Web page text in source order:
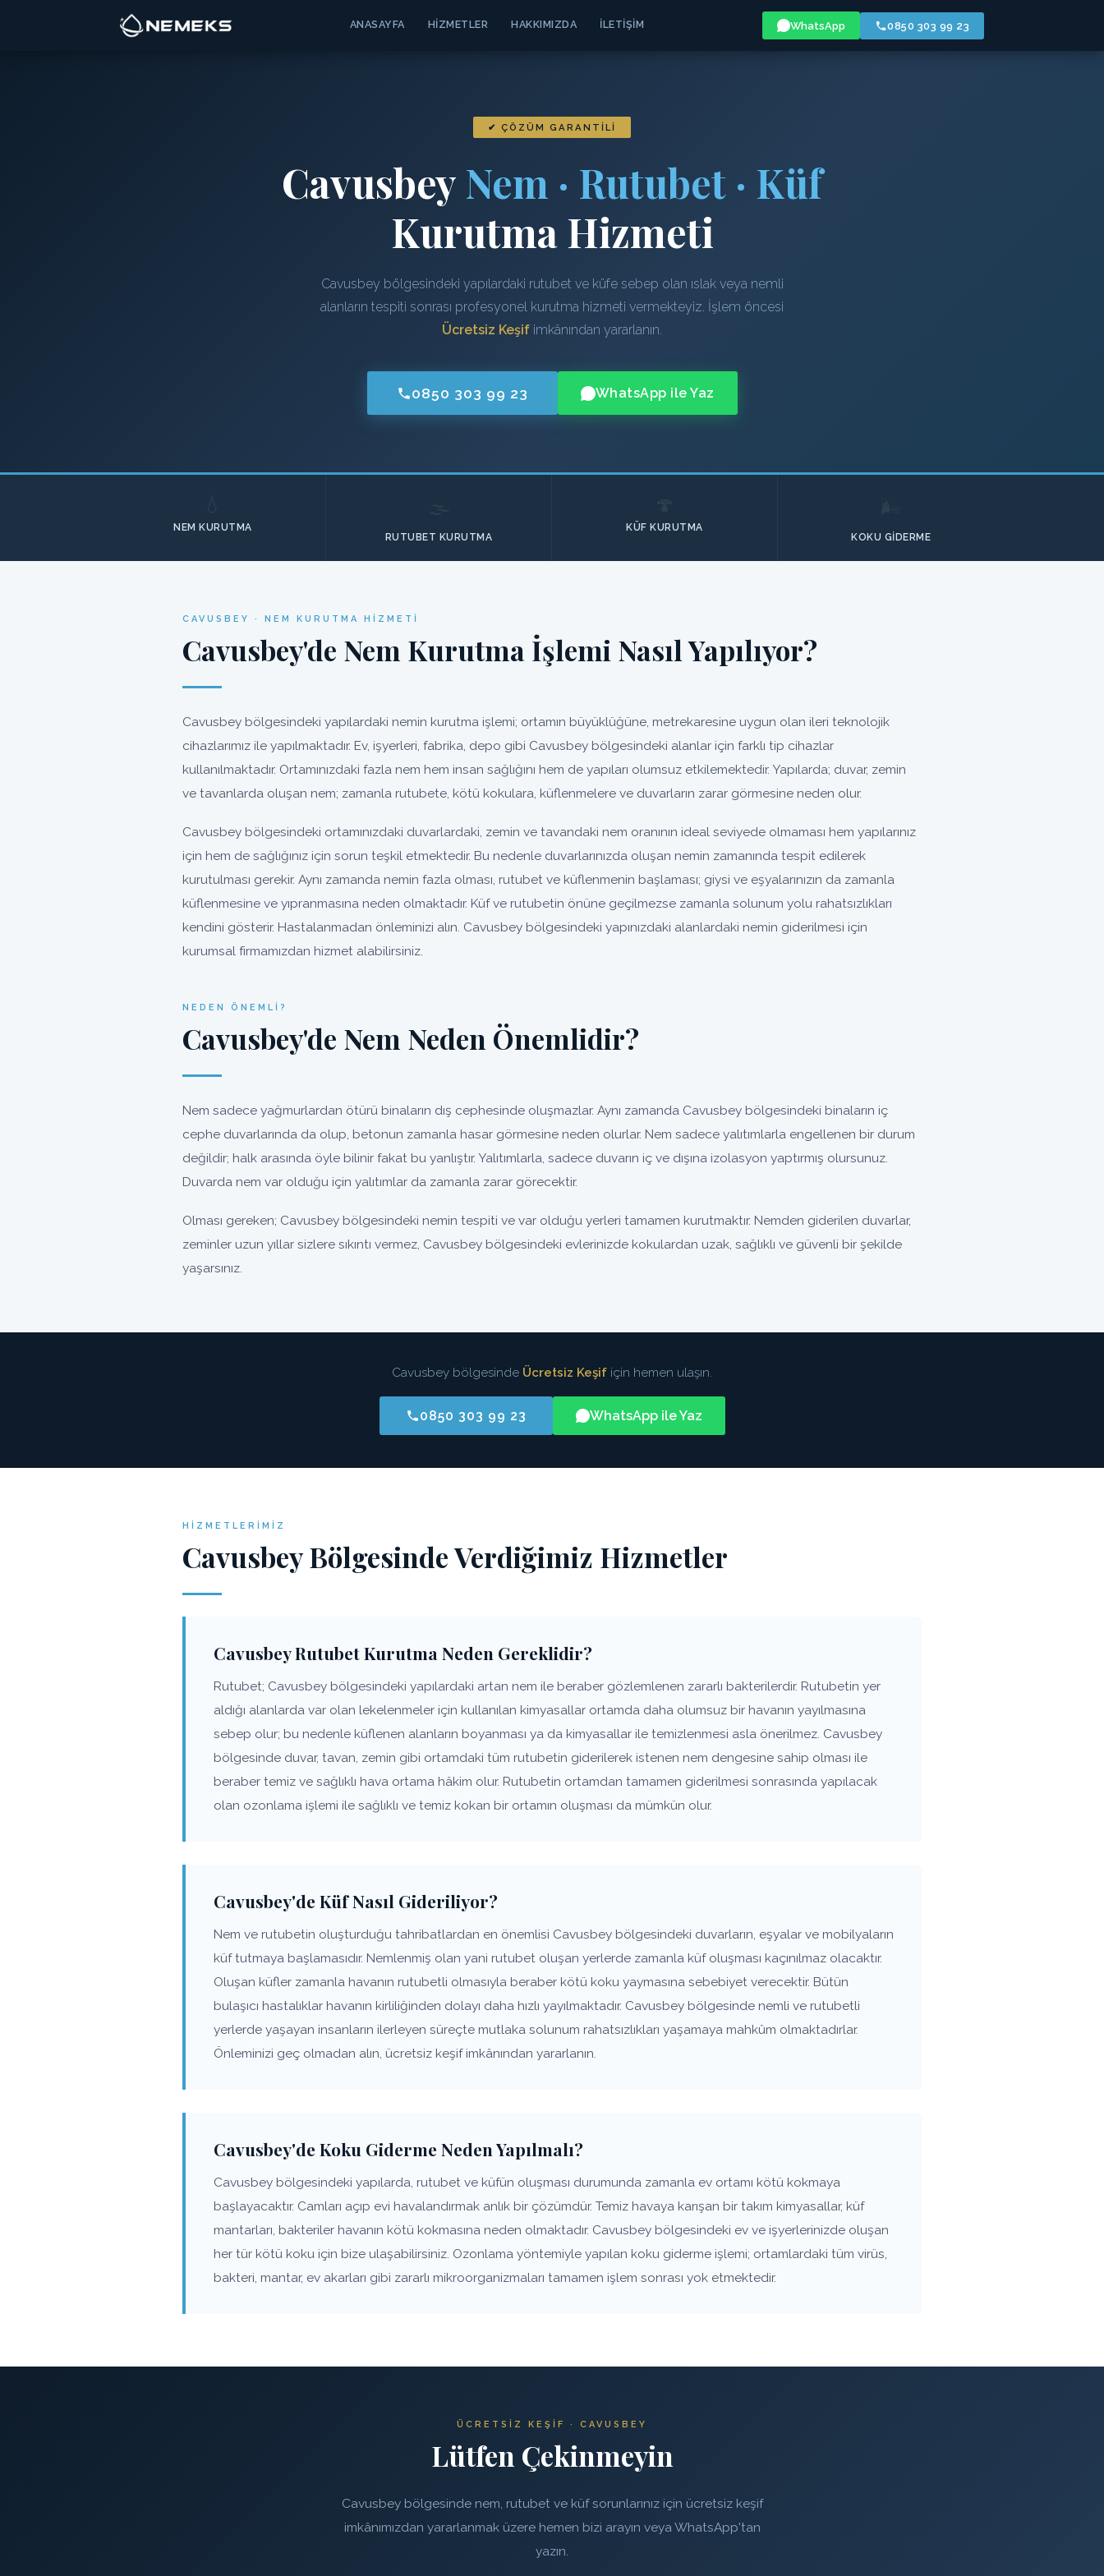
ANASAYFA HIZMETLER HAKKIMIZDA İLETIŞIM WhatsApp 0850 303 99 23
✔ ÇÖZÜM GARANTILI
Cavusbey Nem · Rutubet · Küf
Kurutma Hizmeti
Cavusbey bölgesindeki yapılardaki rutubet ve küfe sebep olan ıslak veya nemli
alanların tespiti sonrası profesyonel kurutma hizmeti vermekteyiz. İşlem öncesi
Ücretsiz Keşif imkânından yararlanın.
0850 303 99 23 WhatsApp ile Yaz
NEM KURUTMA
RUTUBET KURUTMA
KÜF KURUTMA
KOKU GIDERME
CAVUSBEY · NEM KURUTMA HIZMETI
Cavusbey'de Nem Kurutma İşlemi Nasıl Yapılıyor?
Cavusbey bölgesindeki yapılardaki nemin kurutma işlemi; ortamın büyüklüğüne, metrekaresine uygun olan ileri teknolojik
cihazlarımız ile yapılmaktadır. Ev, işyerleri, fabrika, depo gibi Cavusbey bölgesindeki alanlar için farklı tip cihazlar
kullanılmaktadır. Ortamınızdaki fazla nem hem insan sağlığını hem de yapıları olumsuz etkilemektedir. Yapılarda; duvar, zemin
ve tavanlarda oluşan nem; zamanla rutubete, kötü kokulara, küflenmelere ve duvarların zarar görmesine neden olur.
Cavusbey bölgesindeki ortamınızdaki duvarlardaki, zemin ve tavandaki nem oranının ideal seviyede olmaması hem yapılarınız
için hem de sağlığınız için sorun teşkil etmektedir. Bu nedenle duvarlarınızda oluşan nemin zamanında tespit edilerek
kurutulması gerekir. Aynı zamanda nemin fazla olması, rutubet ve küflenmenin başlaması; giysi ve eşyalarınızın da zamanla
küflenmesine ve yıpranmasına neden olmaktadır. Küf ve rutubetin önüne geçilmezse zamanla solunum yolu rahatsızlıkları
kendini gösterir. Hastalanmadan önleminizi alın. Cavusbey bölgesindeki yapınızdaki alanlardaki nemin giderilmesi için
kurumsal firmamızdan hizmet alabilirsiniz.
NEDEN ÖNEMLI?
Cavusbey'de Nem Neden Önemlidir?
Nem sadece yağmurlardan ötürü binaların dış cephesinde oluşmazlar. Aynı zamanda Cavusbey bölgesindeki binaların iç
cephe duvarlarında da olup, betonun zamanla hasar görmesine neden olurlar. Nem sadece yalıtımlarla engellenen bir durum
değildir; halk arasında öyle bilinir fakat bu yanlıştır. Yalıtımlarla, sadece duvarın iç ve dışına izolasyon yaptırmış olursunuz.
Duvarda nem var olduğu için yalıtımlar da zamanla zarar görecektir.
Olması gereken; Cavusbey bölgesindeki nemin tespiti ve var olduğu yerleri tamamen kurutmaktır. Nemden giderilen duvarlar,
zeminler uzun yıllar sizlere sıkıntı vermez, Cavusbey bölgesindeki evlerinizde kokulardan uzak, sağlıklı ve güvenli bir şekilde
yaşarsınız.
Cavusbey bölgesinde Ücretsiz Keşif için hemen ulaşın.
0850 303 99 23 WhatsApp ile Yaz
HIZMETLERIMIZ
Cavusbey Bölgesinde Verdiğimiz Hizmetler
Cavusbey Rutubet Kurutma Neden Gereklidir?
Rutubet; Cavusbey bölgesindeki yapılardaki artan nem ile beraber gözlemlenen zararlı bakterilerdir. Rutubetin yer
aldığı alanlarda var olan lekelenmeler için kullanılan kimyasallar ortamda daha olumsuz bir havanın yayılmasına
sebep olur; bu nedenle küflenen alanların boyanması ya da kimyasallar ile temizlenmesi asla önerilmez. Cavusbey
bölgesinde duvar, tavan, zemin gibi ortamdaki tüm rutubetin giderilerek istenen nem dengesine sahip olması ile
beraber temiz ve sağlıklı hava ortama hâkim olur. Rutubetin ortamdan tamamen giderilmesi sonrasında yapılacak
olan ozonlama işlemi ile sağlıklı ve temiz kokan bir ortamın oluşması da mümkün olur.
Cavusbey'de Küf Nasıl Gideriliyor?
Nem ve rutubetin oluşturduğu tahribatlardan en önemlisi Cavusbey bölgesindeki duvarların, eşyalar ve mobilyaların
küf tutmaya başlamasıdır. Nemlenmiş olan yani rutubet oluşan yerlerde zamanla küf oluşması kaçınılmaz olacaktır.
Oluşan küfler zamanla havanın rutubetli olmasıyla beraber kötü koku yaymasına sebebiyet verecektir. Bütün
bulaşıcı hastalıklar havanın kirliliğinden dolayı daha hızlı yayılmaktadır. Cavusbey bölgesinde nemli ve rutubetli
yerlerde yaşayan insanların ilerleyen süreçte mutlaka solunum rahatsızlıkları yaşamaya mahkûm olmaktadırlar.
Önleminizi geç olmadan alın, ücretsiz keşif imkânından yararlanın.
Cavusbey'de Koku Giderme Neden Yapılmalı?
Cavusbey bölgesindeki yapılarda, rutubet ve küfün oluşması durumunda zamanla ev ortamı kötü kokmaya
başlayacaktır. Camları açıp evi havalandırmak anlık bir çözümdür. Temiz havaya karışan bir takım kimyasallar, küf
mantarları, bakteriler havanın kötü kokmasına neden olmaktadır. Cavusbey bölgesindeki ev ve işyerlerinizde oluşan
her tür kötü koku için bize ulaşabilirsiniz. Ozonlama yöntemiyle yapılan koku giderme işlemi; ortamlardaki tüm virüs,
bakteri, mantar, ev akarları gibi zararlı mikroorganizmaları tamamen işlem sonrası yok etmektedir.
ÜCRETSIZ KEŞIF · CAVUSBEY
Lütfen Çekinmeyin
Cavusbey bölgesinde nem, rutubet ve küf sorunlarınız için ücretsiz keşif
imkânımızdan yararlanmak üzere hemen bizi arayın veya WhatsApp'tan
yazın.